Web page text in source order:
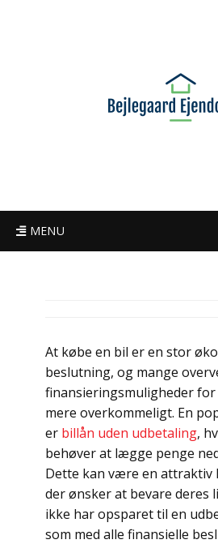
MENU
At købe en bil er en stor
beslutning, og mange
finansieringsmuligheder
mere overkommeligt. En
er billån uden udbetaling,
behøver at lægge penge
Dette kan være en attraktiv
der ønsker at bevare deres
ikke har opsparet til en
som med alle finansielle